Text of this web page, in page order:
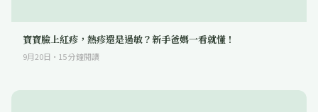
寶寶臉上紅疹，熱疹還是過敏？新手爸媽一看就懂！
9月20日 · 15分鐘閱讀